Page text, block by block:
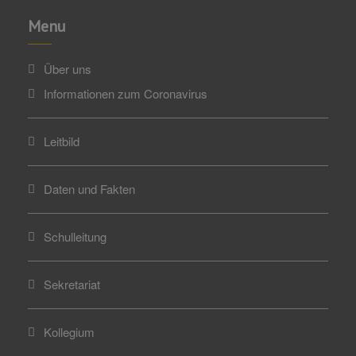
Menu
Über uns
Informationen zum Coronavirus
Leitbild
Daten und Fakten
Schulleitung
Sekretariat
Kollegium